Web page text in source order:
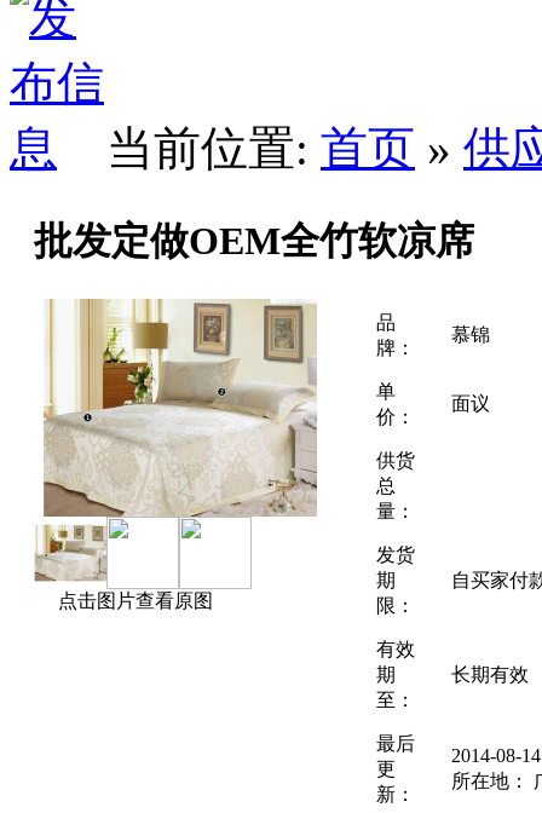
当前位置: 首页 » 供
批发定做OEM全竹软凉席
点击图片查看原图
品
牌：
慕锦
单
价：
面议
供货
总
量：
发货
期
限：
自买家付
有效
期
至：
长期有效
最后
更
新：
2014-08-
所在地：